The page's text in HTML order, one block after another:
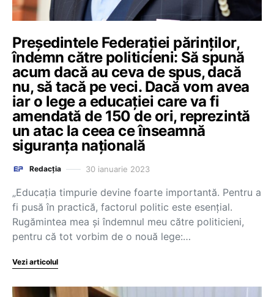
Președintele Federației părinților,
îndemn către politicieni: Să spună
acum dacă au ceva de spus, dacă
nu, să tacă pe veci. Dacă vom avea
iar o lege a educației care va fi
amendată de 150 de ori, reprezintă
un atac la ceea ce înseamnă
siguranța națională
Redacția 30 ianuarie 2023
„Educația timpurie devine foarte importantă. Pentru a
fi pusă în practică, factorul politic este esențial.
Rugămintea mea și îndemnul meu către politicieni,
pentru că tot vorbim de o nouă lege:…
Vezi articolul